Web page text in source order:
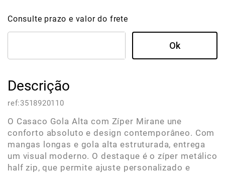
Consulte prazo e valor do frete
Descrição
ref:3518920110
O Casaco Gola Alta com Zíper Mirane une
conforto absoluto e design contemporâneo. Com
mangas longas e gola alta estruturada, entrega
um visual moderno. O destaque é o zíper metálico
half zip, que permite ajuste personalizado e